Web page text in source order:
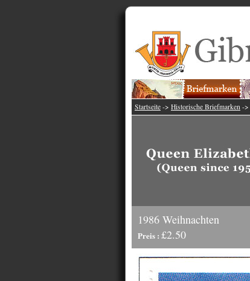
Startseite -> Historische Briefmarken ->
1986 Weihnachten
Preis : £2.50